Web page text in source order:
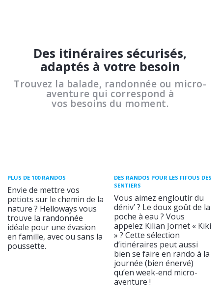
Des itinéraires sécurisés,
adaptés à votre besoin
Trouvez la balade, randonnée ou micro-
aventure qui correspond à
vos besoins du moment.
PLUS DE 100 RANDOS
Envie de mettre vos
petiots sur le chemin de la
nature ? Helloways vous
trouve la randonnée
idéale pour une évasion
en famille, avec ou sans la
poussette.
DES RANDOS POUR LES FIFOUS DES
SENTIERS
Vous aimez engloutir du
déniv’ ? Le doux goût de la
poche à eau ? Vous
appelez Kilian Jornet « Kiki
» ? Cette sélection
d’itinéraires peut aussi
bien se faire en rando à la
journée (bien énervé)
qu’en week-end micro-
aventure !